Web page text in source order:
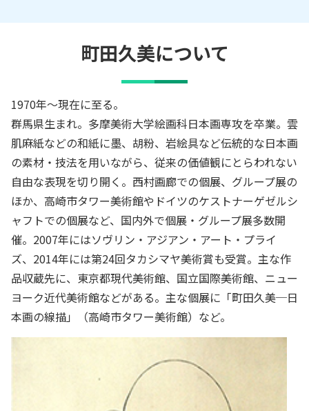
町田久美について
1970年～現在に至る。
群馬県生まれ。多摩美術大学絵画科日本画専攻を卒業。雲
肌麻紙などの和紙に墨、胡粉、岩絵具など伝統的な日本画
の素材・技法を用いながら、従来の価値観にとらわれない
自由な表現を切り開く。西村画廊での個展、グループ展の
ほか、高崎市タワー美術館やドイツのケストナーゲゼルシ
ャフトでの個展など、国内外で個展・グループ展多数開
催。2007年にはソヴリン・アジアン・アート・プライ
ズ、2014年には第24回タカシマヤ美術賞も受賞。主な作
品収蔵先に、東京都現代美術館、国立国際美術館、ニュー
ヨーク近代美術館などがある。主な個展に「町田久美─日
本画の線描」（高崎市タワー美術館）など。